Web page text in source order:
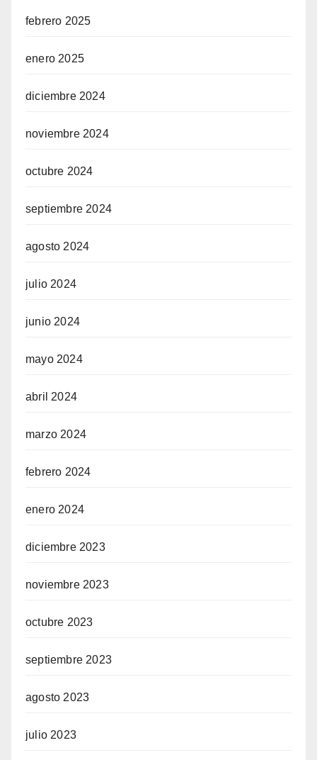
febrero 2025
enero 2025
diciembre 2024
noviembre 2024
octubre 2024
septiembre 2024
agosto 2024
julio 2024
junio 2024
mayo 2024
abril 2024
marzo 2024
febrero 2024
enero 2024
diciembre 2023
noviembre 2023
octubre 2023
septiembre 2023
agosto 2023
julio 2023